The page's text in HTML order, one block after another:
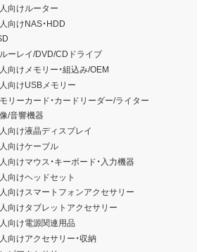
向けルーター
向けNAS・HDD
ーレイ/DVD/CDドライブ
向けメモリー・組込み/OEM
向けUSBメモリー
リーカード・カードリーダー/ライター
/音響機器
向け液晶ディスプレイ
向けケーブル
向けマウス・キーボード・入力機器
向けヘッドセット
向けスマートフォンアクセサリー
向けタブレットアクセサリー
向け電源関連用品
向けアクセサリー・収納